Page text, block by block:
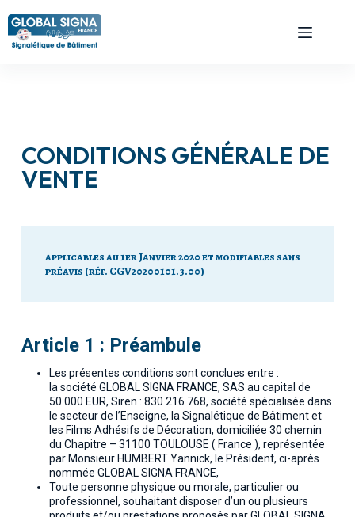
CONDITIONS GÉNÉRALE DE
VENTE
applicables au 1er Janvier 2020 et modifiables sans
préavis (réf. CGV20200101.3.00)
Article 1 : Préambule
Les présentes conditions sont conclues entre :
la société GLOBAL SIGNA FRANCE, SAS au capital de
50.000 EUR, Siren : 830 216 768, société spécialisée dans
le secteur de l’Enseigne, la Signalétique de Bâtiment et
les Films Adhésifs de Décoration, domiciliée 30 chemin
du Chapitre – 31100 TOULOUSE ( France ), représentée
par Monsieur HUMBERT Yannick, le Président, ci-après
nommée GLOBAL SIGNA FRANCE,
Toute personne physique ou morale, particulier ou
professionnel, souhaitant disposer d’un ou plusieurs